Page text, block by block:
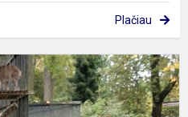
Plačiau